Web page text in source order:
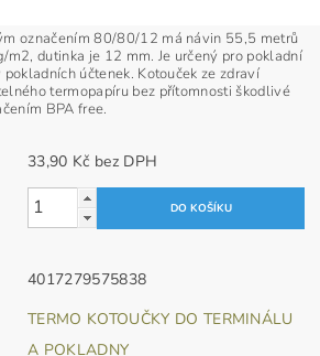
označením 80/80/12 má návin 55,5 metrů
dutinka je 12 mm. Je určený pro pokladní
účtenek. Kotouček ze zdraví
termopapíru bez přítomnosti škodlivé
BPA free.
33,90 Kč bez DPH
4017279575838
TERMO KOTOUČKY DO TERMINÁLU
A POKLADNY